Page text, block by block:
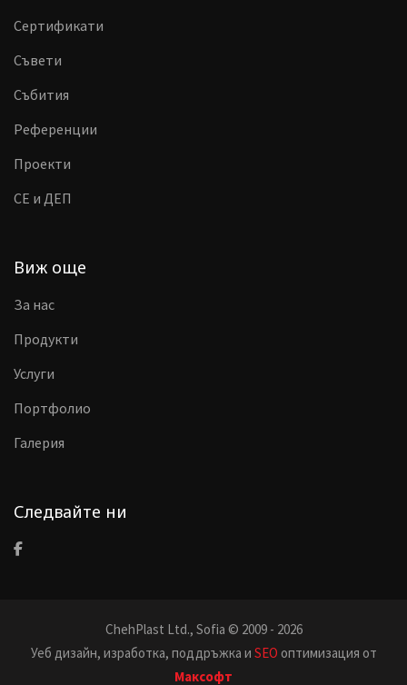
Сертификати
Съвети
Събития
Референции
Проекти
CE и ДЕП
Виж още
За нас
Продукти
Услуги
Портфолио
Галерия
Следвайте ни
ChehPlast Ltd., Sofia © 2009 - 2026
Уеб дизайн, изработка, поддръжка и SEO оптимизация от
Максофт